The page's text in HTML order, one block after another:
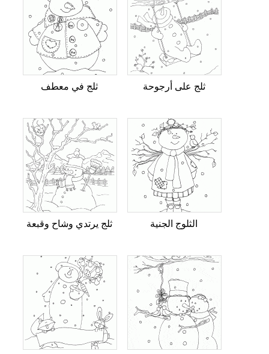
ثلج في معطف ثلج على أرجوحة
ثلج يرتدي وشاح وقبعة الثلوج الجنية